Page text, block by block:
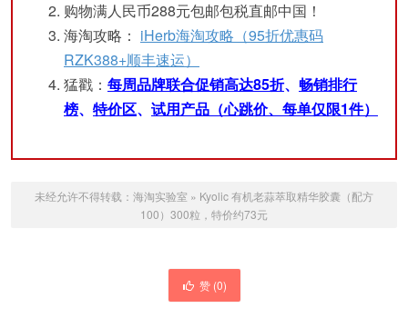
购物满人民币288元包邮包税直邮中国！
海淘攻略： iHerb海淘攻略（95折优惠码
RZK388+顺丰速运）
猛戳： 每周品牌联合促销高达85折、 畅销排行
榜、 特价区、 试用产品（心跳价、每单仅限1件）
未经允许不得转载： 海淘实验室 » Kyolic 有机老蒜萃取精华胶囊（配方
100）300粒，特价约73元
赞 (0)